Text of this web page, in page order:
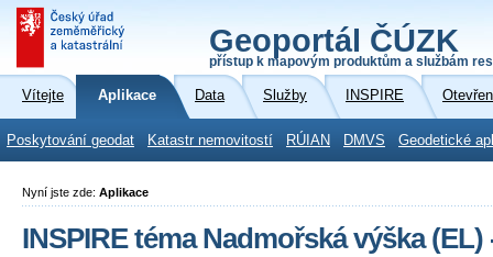
Geoportál ČÚZK
přístup k mapovým produktům a službám
Vítejte Aplikace Data Služby INSPIRE
Poskytování geodat Katastr nemovitostí RÚIAN DMVS Geodetické
Nyní jste zde: Aplikace
INSPIRE téma Nadmořská výška (EL)